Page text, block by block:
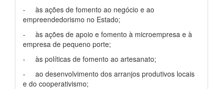
- às ações de fomento ao negócio e ao
empreendedorismo no Estado;
- às ações de apoio e fomento à microempresa e à
empresa de pequeno porte;
- às políticas de fomento ao artesanato;
- ao desenvolvimento dos arranjos produtivos locais
e do cooperativismo;